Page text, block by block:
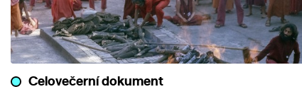
Celovečerní dokument